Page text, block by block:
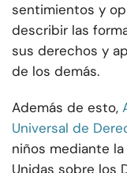
sentimientos y
describir las
sus derechos y
de los demás.
Además de esto,
Universal de
niños mediante
Unidas sobre los